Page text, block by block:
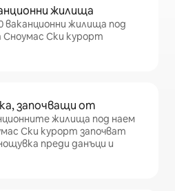
жилища
ваканционни жилища под
Сноумас Ски курорт
започващи от
жилища под наем
Ски курорт започват
преди данъци и